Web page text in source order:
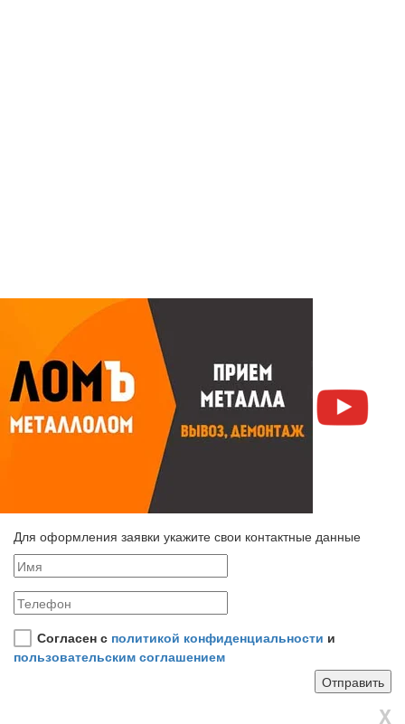
Для оформления заявки укажите свои контактные данные
Согласен с политикой конфиденциальности и
пользовательским соглашением
X